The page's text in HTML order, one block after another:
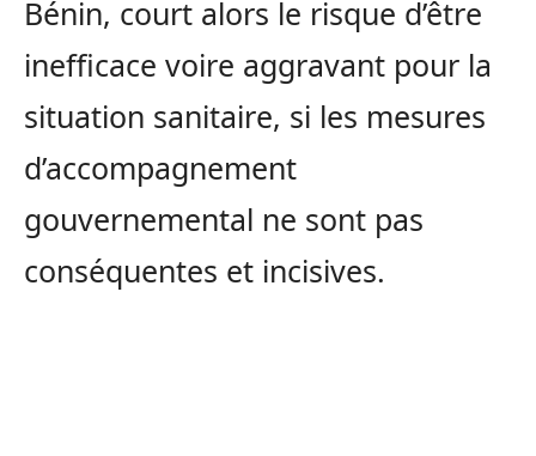
Bénin, court alors le risque d’être
inefficace voire aggravant pour la
situation sanitaire, si les mesures
d’accompagnement
gouvernemental ne sont pas
conséquentes et incisives.